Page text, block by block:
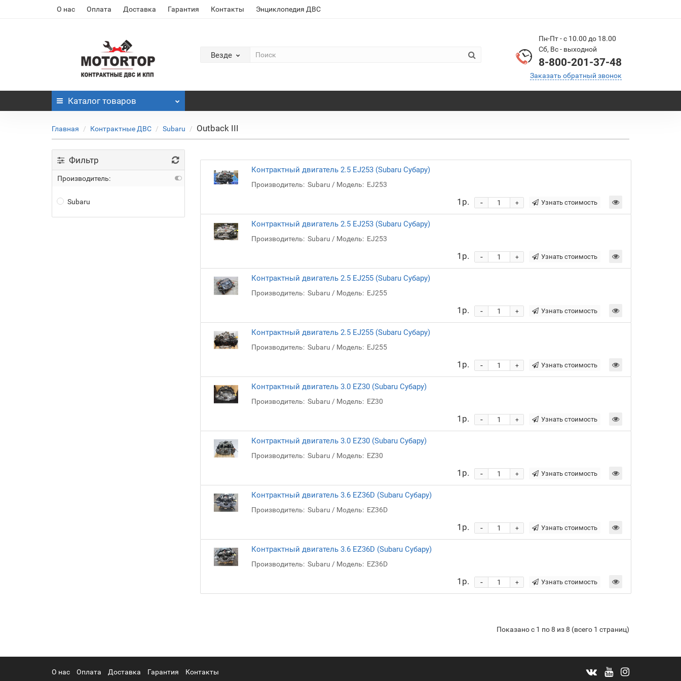
О нас Оплата Доставка Гарантия Контакты Энциклопедия ДВС
Везде
Пн-Пт - с 10.00 до 18.00
Сб, Вс - выходной
8-800-201-37-48
Заказать обратный звонок
Каталог товаров
Главная Контрактные ДВС Subaru Outback III
Фильтр
Производитель:
Subaru
Контрактный двигатель 2.5 EJ253 (Subaru Субару)
Производитель: Subaru Модель: EJ253
1р. +
- Узнать стоимость
Контрактный двигатель 2.5 EJ253 (Subaru Субару)
Производитель: Subaru Модель: EJ253
1р. +
- Узнать стоимость
Контрактный двигатель 2.5 EJ255 (Subaru Субару)
Производитель: Subaru Модель: EJ255
1р. +
- Узнать стоимость
Контрактный двигатель 2.5 EJ255 (Subaru Субару)
Производитель: Subaru Модель: EJ255
1р. +
- Узнать стоимость
Контрактный двигатель 3.0 EZ30 (Subaru Субару)
Производитель: Subaru Модель: EZ30
1р. +
- Узнать стоимость
Контрактный двигатель 3.0 EZ30 (Subaru Субару)
Производитель: Subaru Модель: EZ30
1р. +
- Узнать стоимость
Контрактный двигатель 3.6 EZ36D (Subaru Субару)
Производитель: Subaru Модель: EZ36D
1р. +
- Узнать стоимость
Контрактный двигатель 3.6 EZ36D (Subaru Субару)
Производитель: Subaru Модель: EZ36D
1р. +
- Узнать стоимость
Показано с 1 по 8 из 8 (всего 1 страниц)
О нас Оплата Доставка Гарантия Контакты